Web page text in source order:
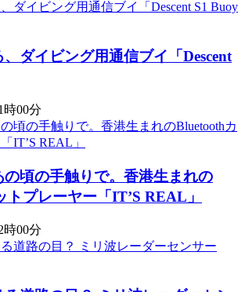
ダイビング用通信ブイ「Descent
時00分
の頃の手触りで。香港生まれの
トプレーヤー「IT’S REAL」
時00分